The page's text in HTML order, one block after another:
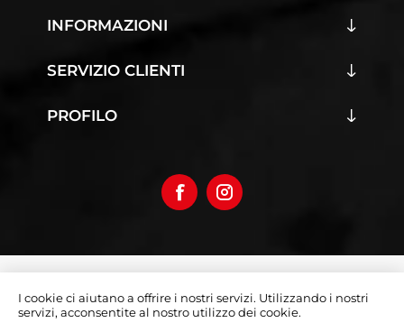
INFORMAZIONI
SERVIZIO CLIENTI
PROFILO
Partita Iva 03019070642
I cookie ci aiutano a offrire i nostri servizi. Utilizzando i nostri
servizi, acconsentite al nostro utilizzo dei cookie.